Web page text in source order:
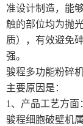
准设计制造，能
触的部位均为抛
质），有效避免
强。
骏程多功能粉碎
主要原因是：
1、产品工艺方面
骏程细胞破壁机